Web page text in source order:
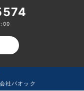
パオック